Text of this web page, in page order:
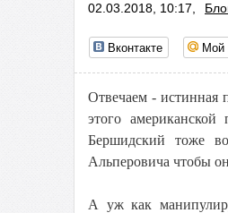
02.03.2018, 10:17,
Вконтакте Мой
Отвечаем - истинная
этого
Бершидский тоже
Альперовича чтобы
А уж как